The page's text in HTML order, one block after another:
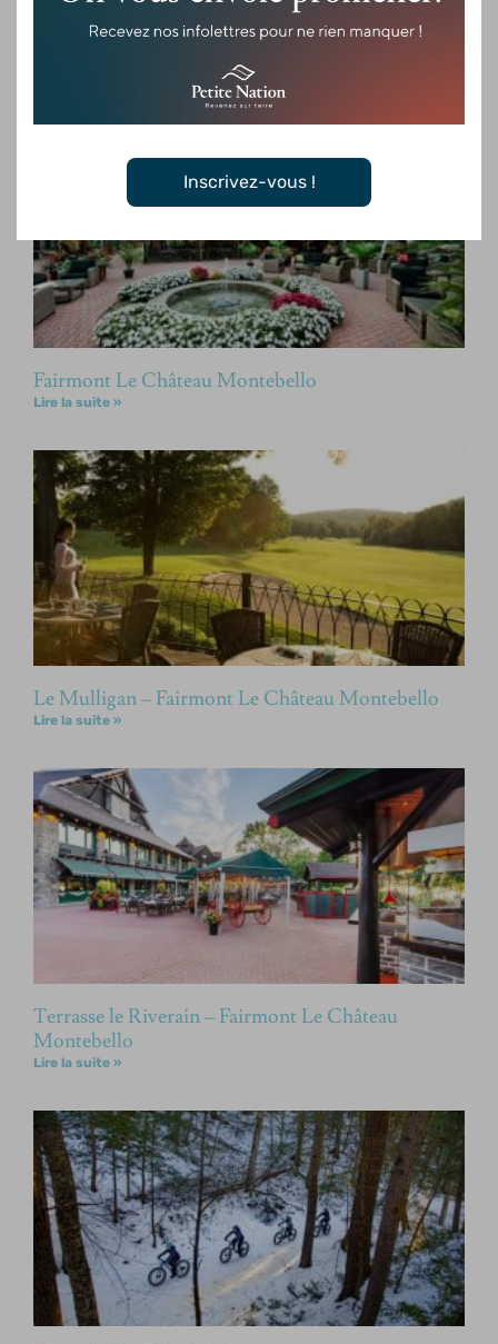
Inscrivez-vous !
Restaurant aux Chantignoles – Fairmont Le
Fairmont Le Château Montebello
Lire la suite »
Le Mulligan – Fairmont Le Château Montebello
Lire la suite »
Terrasse le Riverain – Fairmont Le Château
Montebello
Lire la suite »